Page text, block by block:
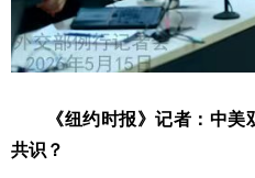
《纽约时报》记者：中
共识？